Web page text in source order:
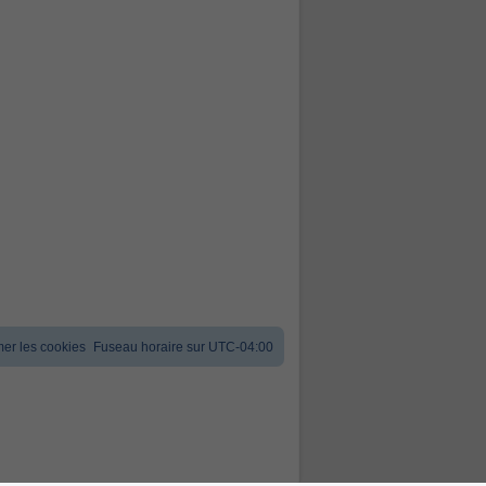
Fuseau horaire sur UTC-04:00
les cookies